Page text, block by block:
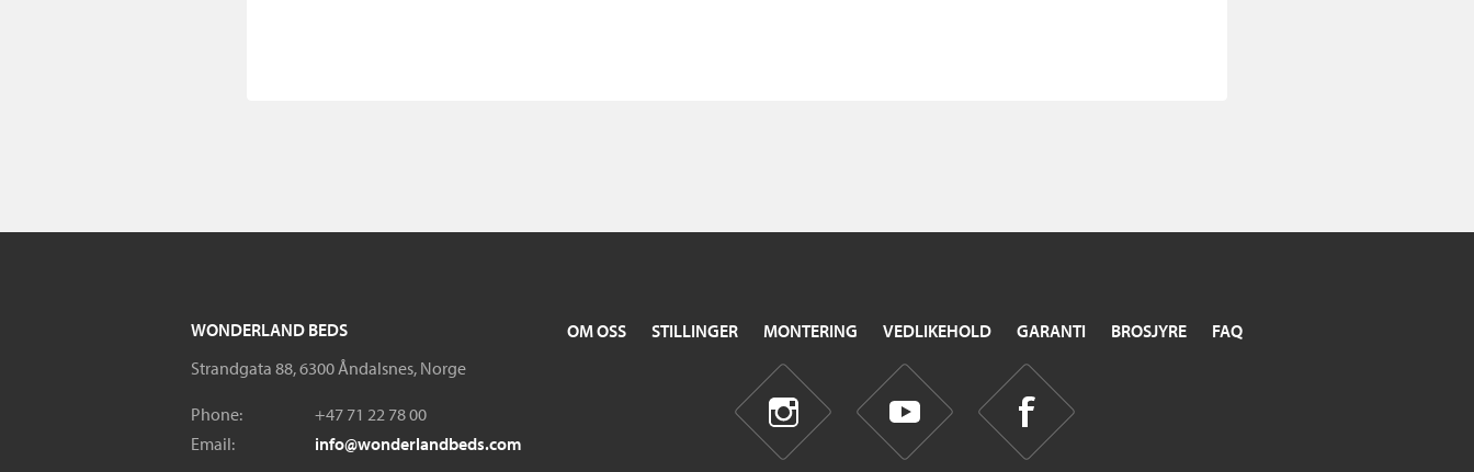
OM OSS STILLINGER MONTERING VEDLIKEHOLD GARANTI BROSJYRE FAQ
WONDERLAND BEDS
Strandgata 88, 6300 Åndalsnes, Norge
Phone:
+47 71 22 78 00
Email:
info@wonderlandbeds.com